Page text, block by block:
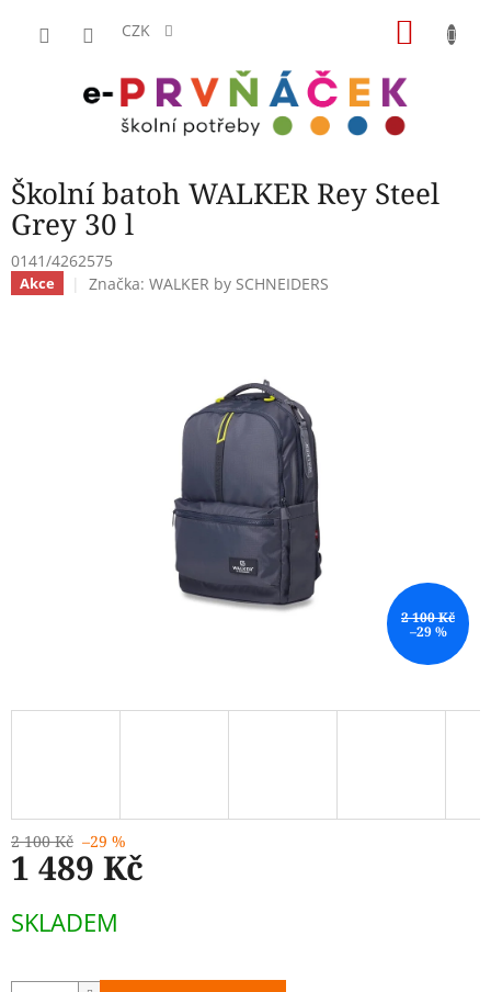
CZK
Školní batoh WALKER Rey Steel
Grey 30 l
0141/4262575
Akce Značka: WALKER by SCHNEIDERS
2 100 Kč
–29 %
2 100 Kč –29 %
1 489 Kč
cena:
SKLADEM